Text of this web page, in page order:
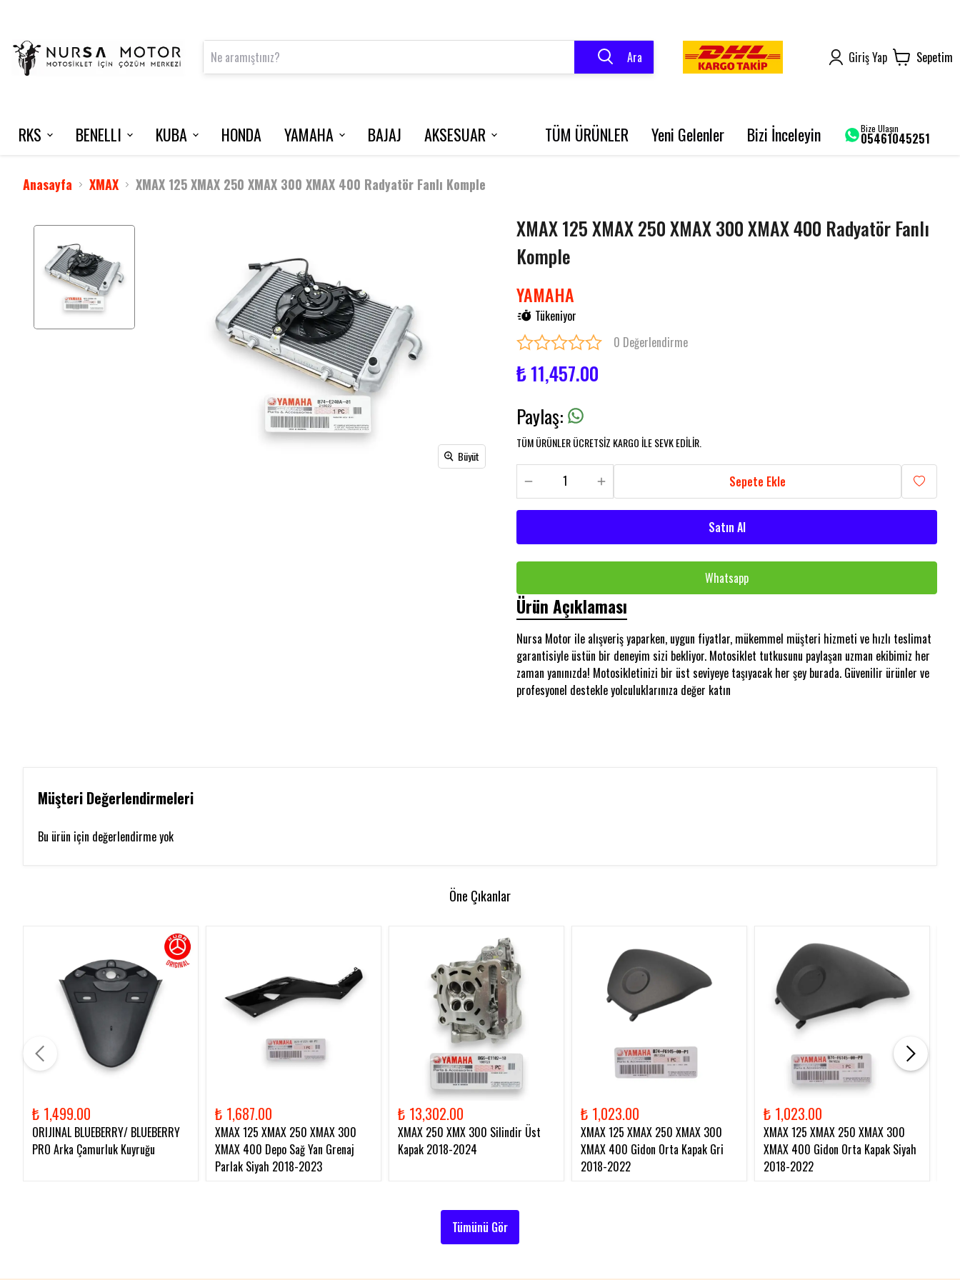
Ara Giriş Yap Sepetim
RKS
FRECCIA 150 VRS 125 VELOCE 150
M502 N GRACE 202 GRACE 202 PRO BLADE 250
BLADE 350
BENELLI KUBA
VN50 PRO BLUEBERRY
HONDA YAMAHA
NMAX 125 / 2015-2020
BAJAJ AKSESUAR
INTERCOM
TÜM ÜRÜNLER Yeni Gelenler Bizi İnceleyin Bize Ulaşın
05461045251
Anasayfa XMAX XMAX 125 XMAX 250 XMAX 300 XMAX 400 Radyatör Fanlı Komple
Büyüt
XMAX 125 XMAX 250 XMAX 300 XMAX 400 Radyatör Fanlı
Komple
YAMAHA
Tükeniyor
0 Değerlendirme
₺ 11,457.00
Paylaş:
TÜM ÜRÜNLER ÜCRETSİZ KARGO İLE SEVK EDİLİR.
Sepete Ekle
Satın Al
Whatsapp
Ürün Açıklaması
Nursa Motor ile alışveriş yaparken, uygun fiyatlar, mükemmel müşteri hizmeti ve hızlı teslimat
garantisiyle üstün bir deneyim sizi bekliyor. Motosiklet tutkusunu paylaşan uzman ekibimiz her
zaman yanınızda! Motosikletinizi bir üst seviyeye taşıyacak her şey burada. Güvenilir ürünler ve
profesyonel destekle yolculuklarınıza değer katın
Müşteri Değerlendirmeleri
Bu ürün için değerlendirme yok
Öne Çıkanlar
₺ 1,499.00
ORIJINAL BLUEBERRY/ BLUEBERRY
PRO Arka Çamurluk Kuyruğu
₺ 1,687.00
XMAX 125 XMAX 250 XMAX 300
XMAX 400 Depo Sağ Yan Grenaj
Parlak Siyah 2018-2023
₺ 13,302.00
XMAX 250 XMX 300 Silindir Üst
Kapak 2018-2024
₺ 1,023.00
XMAX 125 XMAX 250 XMAX 300
XMAX 400 Gidon Orta Kapak Gri
2018-2022
₺ 1,023.00
XMAX 125 XMAX 250 XMAX 300
XMAX 400 Gidon Orta Kapak Siyah
2018-2022
Tümünü Gör